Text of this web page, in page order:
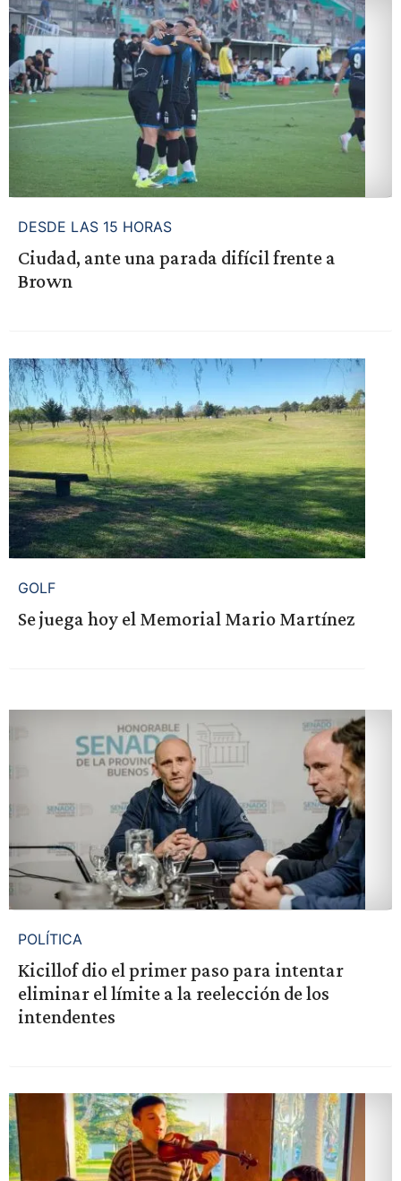
DESDE LAS 15 HORAS
Ciudad, ante una parada difícil frente a
Brown
GOLF
Se juega hoy el Memorial Mario Martínez
POLÍTICA
Kicillof dio el primer paso para intentar
eliminar el límite a la reelección de los
intendentes